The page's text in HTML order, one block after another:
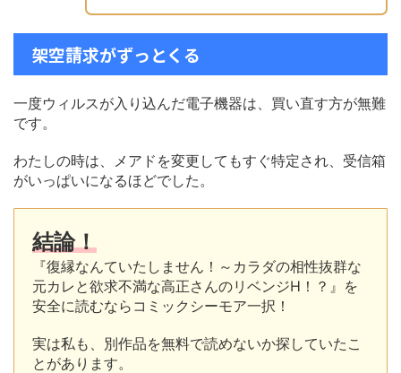
架空請求がずっとくる
一度ウィルスが入り込んだ電子機器は、買い直す方が無難
です。
わたしの時は、メアドを変更してもすぐ特定され、受信箱
がいっぱいになるほどでした。
結論！
『復縁なんていたしません！～カラダの相性抜群な
元カレと欲求不満な高正さんのリベンジH！？』を
安全に読むならコミックシーモア一択！
実は私も、別作品を無料で読めないか探していたこ
とがあります。